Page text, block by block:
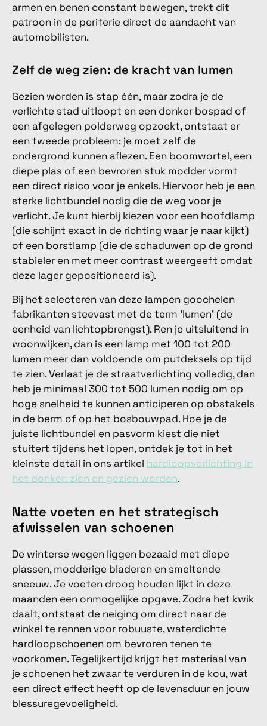
armen en benen constant bewegen, trekt dit
patroon in de periferie direct de aandacht van
automobilisten.
Zelf de weg zien: de kracht van lumen
Gezien worden is stap één, maar zodra je de
verlichte stad uitloopt en een donker bospad of
een afgelegen polderweg opzoekt, ontstaat er
een tweede probleem: je moet zelf de
ondergrond kunnen aflezen. Een boomwortel, een
diepe plas of een bevroren stuk modder vormt
een direct risico voor je enkels. Hiervoor heb je een
sterke lichtbundel nodig die de weg voor je
verlicht. Je kunt hierbij kiezen voor een hoofdlamp
(die schijnt exact in de richting waar je naar kijkt)
of een borstlamp (die de schaduwen op de grond
stabieler en met meer contrast weergeeft omdat
deze lager gepositioneerd is).
Bij het selecteren van deze lampen goochelen
fabrikanten steevast met de term 'lumen' (de
eenheid van lichtopbrengst). Ren je uitsluitend in
woonwijken, dan is een lamp met 100 tot 200
lumen meer dan voldoende om putdeksels op tijd
te zien. Verlaat je de straatverlichting volledig, dan
heb je minimaal 300 tot 500 lumen nodig om op
hoge snelheid te kunnen anticiperen op obstakels
in de berm of op het bosbouwpad. Hoe je de
juiste lichtbundel en pasvorm kiest die niet
stuitert tijdens het lopen, ontdek je tot in het
kleinste detail in ons artikel hardloopverlichting in
het donker: zien en gezien worden.
Natte voeten en het strategisch
afwisselen van schoenen
De winterse wegen liggen bezaaid met diepe
plassen, modderige bladeren en smeltende
sneeuw. Je voeten droog houden lijkt in deze
maanden een onmogelijke opgave. Zodra het kwik
daalt, ontstaat de neiging om direct naar de
winkel te rennen voor robuuste, waterdichte
hardloopschoenen om bevroren tenen te
voorkomen. Tegelijkertijd krijgt het materiaal van
je schoenen het zwaar te verduren in de kou, wat
een direct effect heeft op de levensduur en jouw
blessuregevoeligheid.